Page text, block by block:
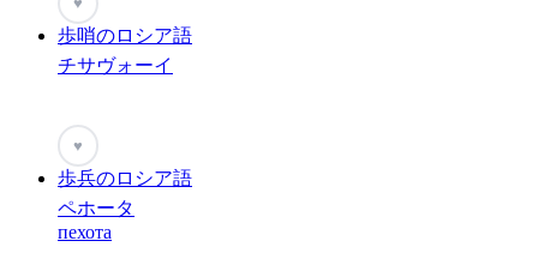
歩哨のロシア語
チサヴォーイ
♥
歩兵のロシア語
ペホータ
пехота